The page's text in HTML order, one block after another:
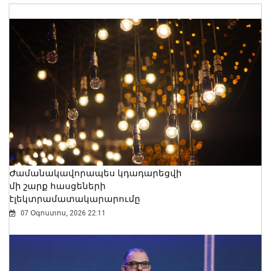
Ժամանակավորապես կդադարեցվի
մի շարք հասցեների
էլեկտրամատակարարումը
07 Օգոստոս, 2026 22:11